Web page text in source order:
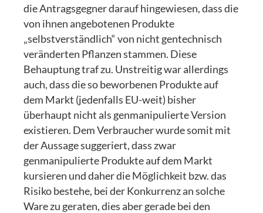
die Antragsgegner darauf hingewiesen, dass die
von ihnen angebotenen Produkte
„selbstverständlich“ von nicht gentechnisch
veränderten Pflanzen stammen. Diese
Behauptung traf zu. Unstreitig war allerdings
auch, dass die so beworbenen Produkte auf
dem Markt (jedenfalls EU-weit) bisher
überhaupt nicht als genmanipulierte Version
existieren. Dem Verbraucher wurde somit mit
der Aussage suggeriert, dass zwar
genmanipulierte Produkte auf dem Markt
kursieren und daher die Möglichkeit bzw. das
Risiko bestehe, bei der Konkurrenz an solche
Ware zu geraten, dies aber gerade bei den